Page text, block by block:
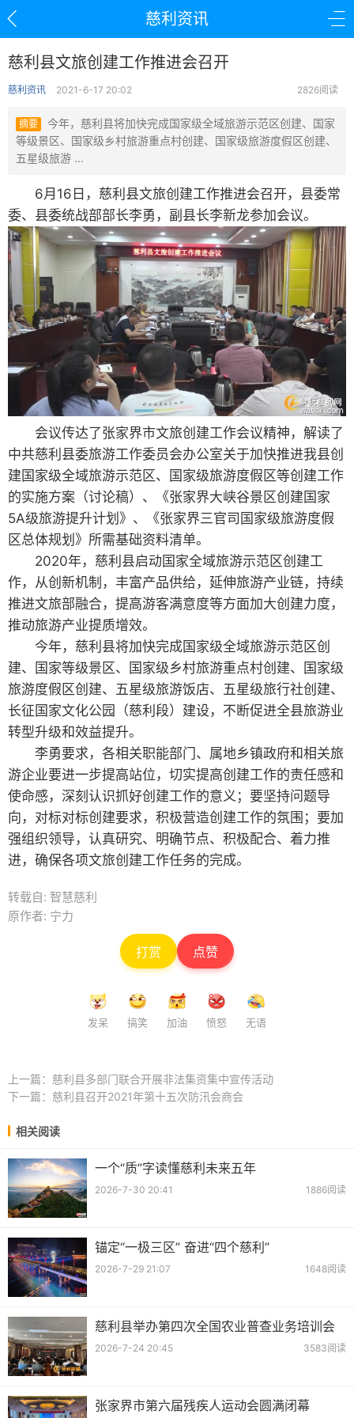
慈利资讯
慈利县文旅创建工作推进会召开
慈利资讯 2021-6-17 20:02 2826阅读
摘要
今年，慈利县将加快完成国家级全域旅游示范区创建、国家
等级景区、国家级乡村旅游重点村创建、国家级旅游度假区创建、
五星级旅游 ...
6月16日，慈利县文旅创建工作推进会召开，县委常
委、县委统战部部长李勇，副县长李新龙参加会议。
会议传达了张家界市文旅创建工作会议精神，解读了
中共慈利县委旅游工作委员会办公室关于加快推进我县创
建国家级全域旅游示范区、国家级旅游度假区等创建工作
的实施方案（讨论稿）、《张家界大峡谷景区创建国家
5A级旅游提升计划》、《张家界三官司国家级旅游度假
区总体规划》所需基础资料清单。
2020年，慈利县启动国家全域旅游示范区创建工
作，从创新机制，丰富产品供给，延伸旅游产业链，持续
推进文旅部融合，提高游客满意度等方面加大创建力度，
推动旅游产业提质增效。
今年，慈利县将加快完成国家级全域旅游示范区创
建、国家等级景区、国家级乡村旅游重点村创建、国家级
旅游度假区创建、五星级旅游饭店、五星级旅行社创建、
长征国家文化公园（慈利段）建设，不断促进全县旅游业
转型升级和效益提升。
李勇要求，各相关职能部门、属地乡镇政府和相关旅
游企业要进一步提高站位，切实提高创建工作的责任感和
使命感，深刻认识抓好创建工作的意义；要坚持问题导
向，对标对标创建要求，积极营造创建工作的氛围；要加
强组织领导，认真研究、明确节点、积极配合、着力推
进，确保各项文旅创建工作任务的完成。
转载自: 智慧慈利
原作者: 宁力
打赏 点赞
发呆 搞笑 加油 愤怒 无语
上一篇： 慈利县多部门联合开展非法集资集中宣传活动
下一篇： 慈利县召开2021年第十五次防汛会商会
相关阅读
一个“质”字读懂慈利未来五年
2026-7-30 20:41 1886阅读
锚定“一极三区” 奋进“四个慈利”
2026-7-29 21:07 1648阅读
慈利县举办第四次全国农业普查业务培训会
2026-7-24 20:45 3583阅读
张家界市第六届残疾人运动会圆满闭幕